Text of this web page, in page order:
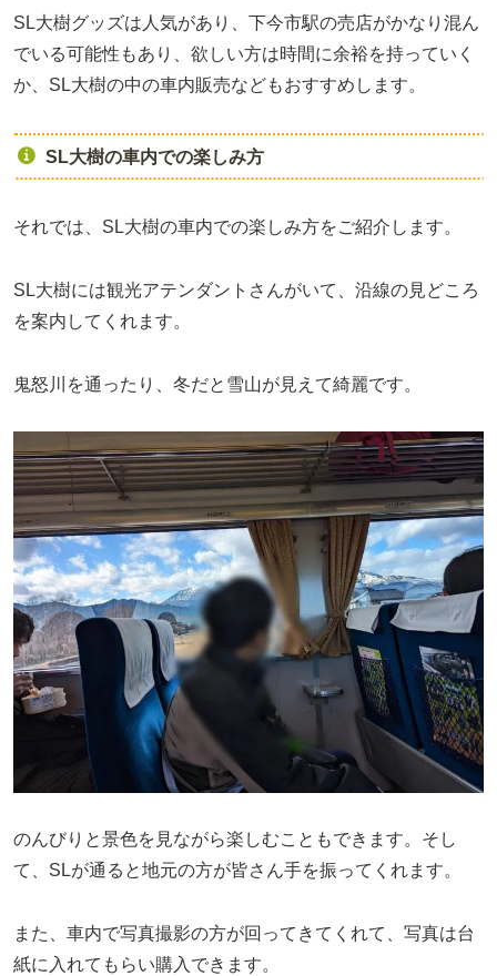
SL大樹グッズは人気があり、下今市駅の売店がかなり混ん
でいる可能性もあり、欲しい方は時間に余裕を持っていく
か、SL大樹の中の車内販売などもおすすめします。
SL大樹の車内での楽しみ方
それでは、SL大樹の車内での楽しみ方をご紹介します。
SL大樹には観光アテンダントさんがいて、沿線の見どころ
を案内してくれます。
鬼怒川を通ったり、冬だと雪山が見えて綺麗です。
のんびりと景色を見ながら楽しむこともできます。そし
て、SLが通ると地元の方が皆さん手を振ってくれます。
また、車内で写真撮影の方が回ってきてくれて、写真は台
紙に入れてもらい購入できます。